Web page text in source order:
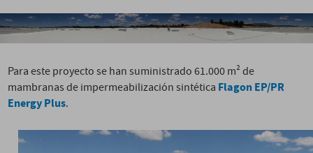
Para este proyecto se han suministrado 61.000 m² de
mambranas de impermeabilización sintética Flagon EP/PR
Energy Plus.